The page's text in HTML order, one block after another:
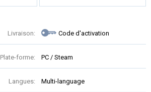
Livraison: Code d'activation
Plate-forme: PC / Steam
Langues: Multi-language